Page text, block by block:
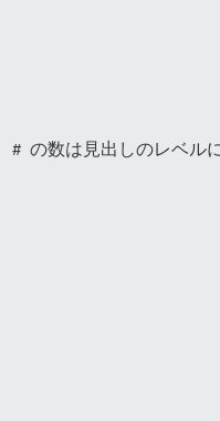
# の数は見出しのレベル